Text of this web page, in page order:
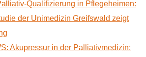
Qualifizierung in Pflegeheimen:
der Unimedizin Greifswald zeigt
Akupressur in der Palliativmedizin: